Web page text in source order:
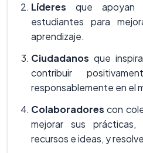
Líderes que apoyan
estudiantes para
aprendizaje.
Ciudadanos que
contribuir
responsablemente en el
Colaboradores con
mejorar sus
recursos e ideas, y